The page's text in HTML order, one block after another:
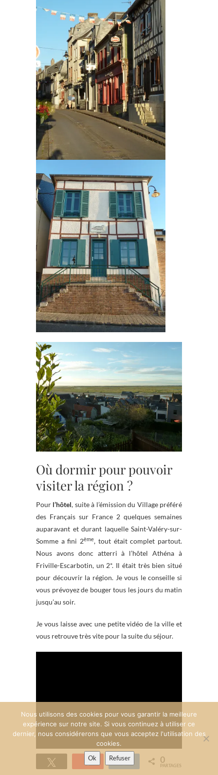
Où dormir pour pouvoir
visiter la région ?
Pour l’hôtel, suite à l’émission du Village préféré
des Français sur France 2 quelques semaines
auparavant et durant laquelle Saint-Valéry-sur-
Somme a fini 2ème, tout était complet partout.
Nous avons donc atterri à l’hôtel Athéna à
Friville-Escarbotin, un 2*. Il était très bien situé
pour découvrir la région. Je vous le conseille si
vous prévoyez de bouger tous les jours du matin
jusqu’au soir.
Je vous laisse avec une petite vidéo de la ville et
vous retrouve très vite pour la suite du séjour.
Nous utilisons des cookies pour vous garantir la meilleure
expérience sur notre site. Si vous continuez à utiliser ce
dernier, nous considérerons que vous acceptez l'utilisation des
cookies.
Ok
Refuser
Épingle Partagez 0
PARTAGES